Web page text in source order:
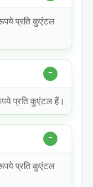
प्रति कुएंटल
प्रति कुएंटल हैं।
प्रति कुएंटल